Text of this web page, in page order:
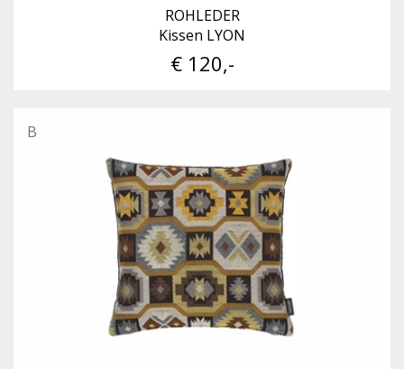
ROHLEDER
Kissen LYON
€ 120,-
B